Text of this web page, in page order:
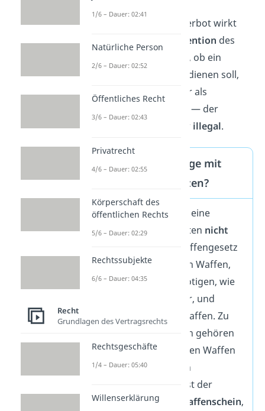
Wichtig:
Das Umgangsverbot wirkt
unabhängig von der Intention des
Besitzers. Es ist also egal, ob ein
Schlagring der Notwehr dienen soll,
verschenkt wird oder nur als
Dekoration genutzt wird — der
Umgang damit ist immer illegal.
Darf man Schlagringe mit
Waffenschein besitzen?
EinWaffenscheinoder eine
Waffenbesitzkarte
gelten nicht
. Das Waffengesetz
unterscheidet zwischen Waffen,
die eine Erlaubnis benötigen, wie
beispielsweise Revolver, und
generell verbotenen Waffen. Zu
den verbotenen Waffen gehören
neben vollautomatischen Waffen
und Kriegswaffen auch
ist der
Umgang,selbst mit Waffenschein,
1/6 – Dauer: 02:41
Natürliche Person
2/6 – Dauer: 02:52
Öffentliches Recht
3/6 – Dauer: 02:43
Privatrecht
4/6 – Dauer: 02:55
Körperschaft des
öffentlichen Rechts
5/6 – Dauer: 02:29
Rechtssubjekte
6/6 – Dauer: 04:35
Recht
Grundlagen des Vertragsrechts
Rechtsgeschäfte
1/4 – Dauer: 05:40
Willenserklärung